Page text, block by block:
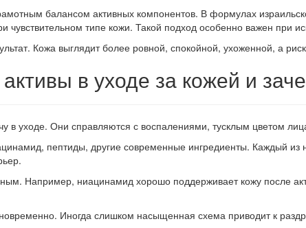
балансом активных компонентов. В формулах
типе кожи. Такой подход особенно важен при
Кожа выглядит более ровной, спокойной, ухоженной, а
в уходе за кожей и
в уходе. Они справляются с воспалениями, тусклым цветом
пептиды, другие современные ингредиенты. Каждый из
Например, ниацинамид хорошо поддерживает кожу после
Иногда слишком насыщенная схема приводит к